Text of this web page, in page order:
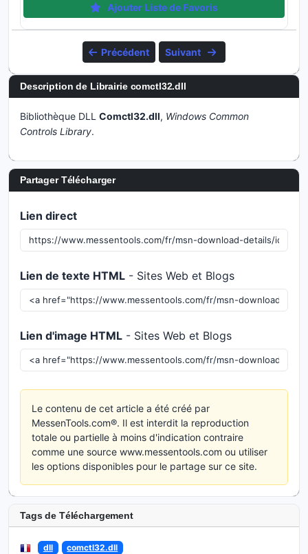
Ajouter Liste de Favoris
Précédent Suivant
Description de Librairie comctl32.dll
Bibliothèque DLL Comctl32.dll, Windows Common
Controls Library.
Partager Télécharger
Lien direct
Lien de texte HTML - Sites Web et Blogs
Lien d'image HTML - Sites Web et Blogs
Le contenu de cet article a été créé par
MessenTools.com®. Il est interdit la reproduction
totale ou partielle à moins d'indication contraire
comme une source www.messentools.com ou utiliser
les options disponibles pour le partage sur ce site.
Tags de Téléchargement
dll comctl32.dll